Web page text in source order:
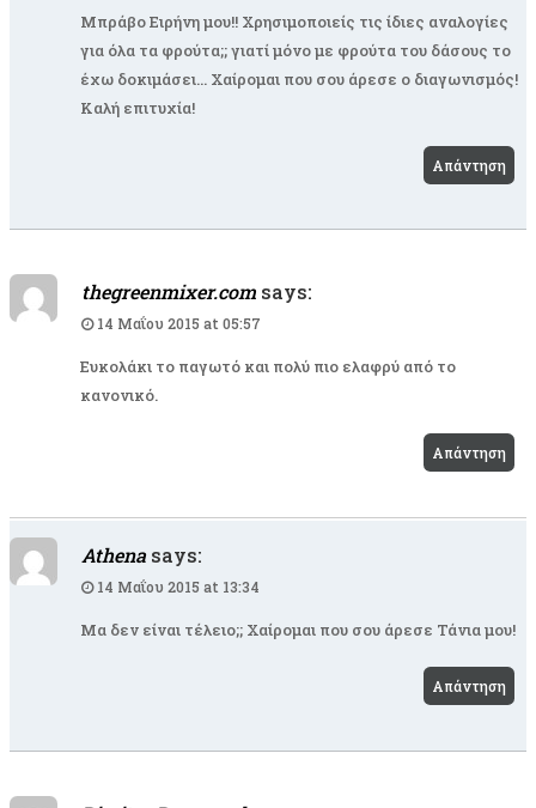
Μπράβο Ειρήνη μου!! Χρησιμοποιείς τις ίδιες αναλογίες
για όλα τα φρούτα;; γιατί μόνο με φρούτα του δάσους το
έχω δοκιμάσει… Χαίρομαι που σου άρεσε ο διαγωνισμός!
Καλή επιτυχία!
Απάντηση
thegreenmixer.com says:
14 Μαΐου 2015 at 05:57
Ευκολάκι το παγωτό και πολύ πιο ελαφρύ από το
κανονικό.
Απάντηση
Athena says:
14 Μαΐου 2015 at 13:34
Μα δεν είναι τέλειο;; Χαίρομαι που σου άρεσε Τάνια μου!
Απάντηση